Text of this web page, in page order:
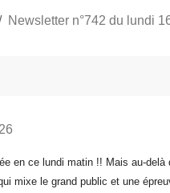
Newsletter n°742 du lundi
en ce lundi matin !! Mais au-
mixe le grand public et une